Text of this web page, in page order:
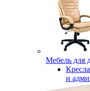
Мебель для
и